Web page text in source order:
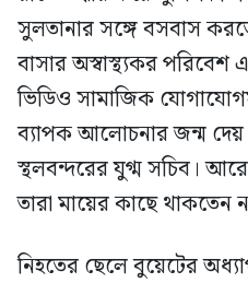
সুলতানার সঙ্গে বসবাস
বাসার অস্বাস্থ্যকর পরিবেশ
ভিডিও সামাজিক
ব্যাপক আলোচনার জন্ম
স্থলবন্দরের যুগ্ম সচিব।
তারা মায়ের কাছে থাকতেন
নিহতের ছেলে বুয়েটের